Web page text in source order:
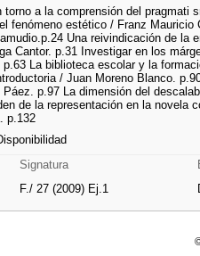
a la comprensión del pragmati
fenómeno estético / Franz
Una reivindicación de la
Cantor. p.31 Investigar en los
La biblioteca escolar y la
/ Juan Moreno Blanco.
p.97 La dimensión del
de la representación en la novela
p.132
Signatura
F./ 27 (2009) Ej.1